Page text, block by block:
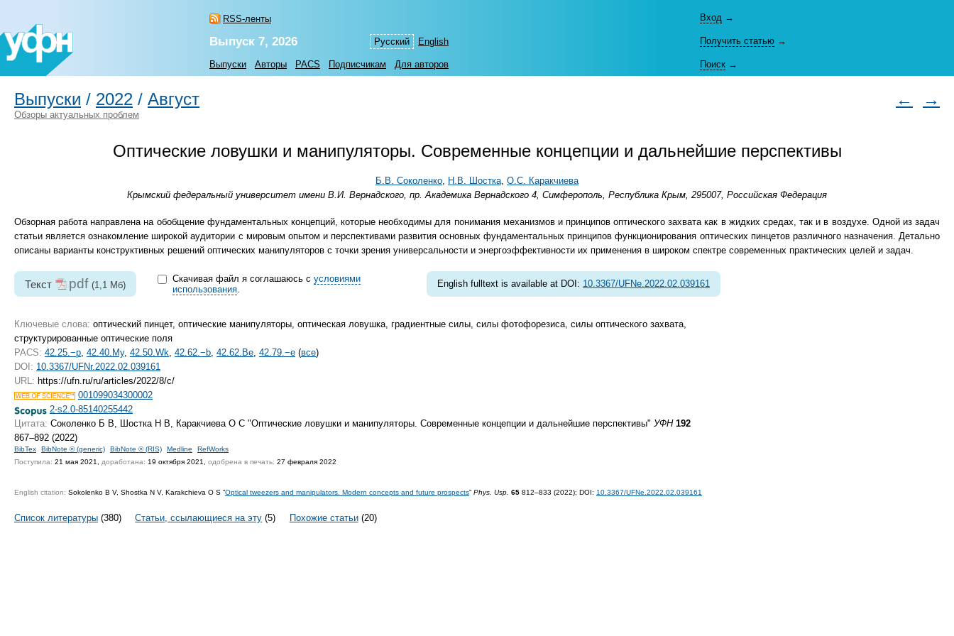
RSS-ленты
Русский English
Вход →
Выпуск 7, 2026 Получить статью →
Выпуски Авторы PACS Подписчикам Для авторов Поиск →
Выпуски / 2022 / Август ← →
Обзоры актуальных проблем
Оптические ловушки и манипуляторы. Современные концепции и дальнейшие перспективы
Б.В. Соколенко, Н.В. Шостка, О.С. Каракчиева
Крымский федеральный университет имени В.И. Вернадского, пр. Академика Вернадского 4, Симферополь, Республика Крым, 295007, Российская Федерация
Обзорная работа направлена на обобщение фундаментальных концепций, которые необходимы для понимания механизмов и принципов оптического захвата как в жидких средах, так и в воздухе. Одной из задач
статьи является ознакомление широкой аудитории с мировым опытом и перспективами развития основных фундаментальных принципов функционирования оптических пинцетов различного назначения. Детально
описаны варианты конструктивных решений оптических манипуляторов с точки зрения универсальности и энергоэффективности их применения в широком спектре современных практических целей и задач.
Текст pdf (1,1 Мб)
Скачивая файл я соглашаюсь с условиями
использования.
English fulltext is available at DOI: 10.3367/UFNe.2022.02.039161
Ключевые слова: оптический пинцет, оптические манипуляторы, оптическая ловушка, градиентные силы, силы фотофорезиса, силы оптического захвата,
структурированные оптические поля
PACS: 42.25.−p 42.40.My, 42.50.Wk 42.62.−b 42.62.Be 42.79.−e (все)
DOI: 10.3367/UFNr.2022.02.039161
URL: https://ufn.ru/ru/articles/2022/8/c/
001099034300002
2-s2.0-85140255442
Цитата: Соколенко Б В, Шостка Н В, Каракчиева О С "Оптические ловушки и манипуляторы. Современные концепции и дальнейшие перспективы" УФН 192
867–892 (2022)
BibTex BibNote ® (generic) BibNote ® (RIS) Medline
RefWorks
Поступила: 21 мая 2021, доработана: 19 октября 2021, одобрена в печать: 27 февраля 2022
English citation: Sokolenko B V, Shostka N V, Karakchieva O S “Optical tweezers and manipulators. Modern concepts and future prospects” Phys. Usp. 65 812–833 (2022); DOI: 10.3367/UFNe.2022.02.039161
Список литературы (380) Статьи, ссылающиеся на эту (5) Похожие статьи(20)